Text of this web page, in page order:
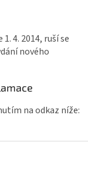
4. 2014, ruší se
nového
na odkaz níže: